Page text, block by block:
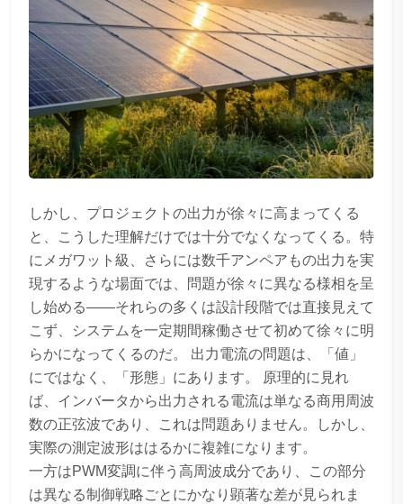
しかし、プロジェクトの出力が徐々に高まってくる
と、こうした理解だけでは十分でなくなってくる。特
にメガワット級、さらには数千アンペアもの出力を実
現するような場面では、問題が徐々に異なる様相を呈
し始める——それらの多くは設計段階では直接見えて
こず、システムを一定期間稼働させて初めて徐々に明
らかになってくるのだ。 出力電流の問題は、「値」
にではなく、「形態」にあります。 原理的に見れ
ば、インバータから出力される電流は単なる商用周波
数の正弦波であり、これは問題ありません。しかし、
実際の測定波形ははるかに複雑になります。
一方はPWM変調に伴う高周波成分であり、この部分
は異なる制御戦略ごとにかなり顕著な差が見られま